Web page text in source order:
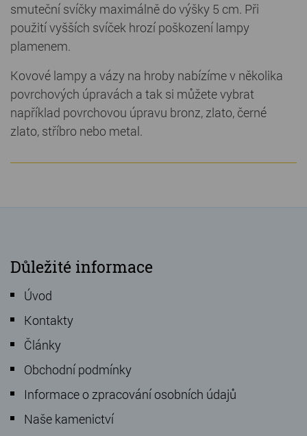
smuteční svíčky maximálně do výšky 5 cm. Při
použití vyšších svíček hrozí poškození lampy
plamenem.
Kovové lampy a vázy na hroby nabízíme v několika
povrchových úpravách a tak si můžete vybrat
například povrchovou úpravu bronz, zlato, černé
zlato, stříbro nebo metal.
Důležité informace
Úvod
Kontakty
Články
Obchodní podmínky
Informace o zpracování osobních údajů
Naše kamenictví